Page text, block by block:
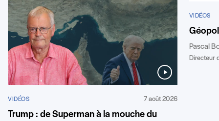
VIDÉOS 7 août 2026
Trump : de Superman à la mouche du
VIDÉOS
Pascal
Directeur